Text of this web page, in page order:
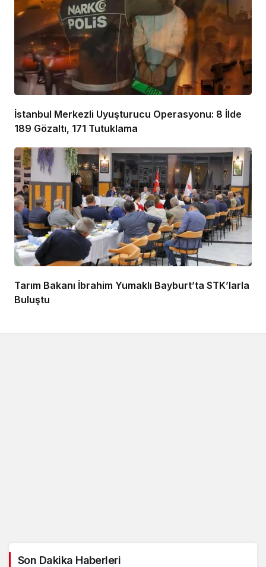
İstanbul Merkezli Uyuşturucu Operasyonu: 8 İlde
189 Gözaltı, 171 Tutuklama
Tarım Bakanı İbrahim Yumaklı Bayburt’ta STK’larla
Buluştu
Son Dakika Haberleri